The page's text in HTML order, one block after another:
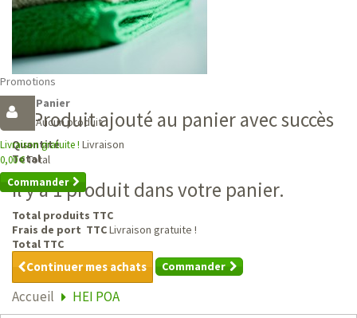
Promotions
Panier
Aucun produit
Livraison gratuite ! Livraison
0,00 €Total
Commander
Produit ajouté au panier avec succès
Quantité
Total
Il y a 1 produit dans votre panier.
Total produits TTC
Frais de port TTCLivraison gratuite !
Total TTC
Continuer mes achats Commander
Accueil HEI POA